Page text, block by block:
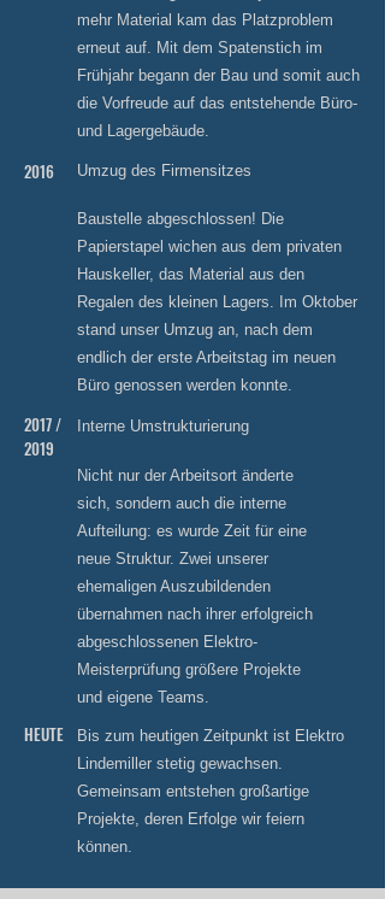
mehr Material kam das Platzproblem
erneut auf. Mit dem Spatenstich im
Frühjahr begann der Bau und somit auch
die Vorfreude auf das entstehende Büro-
und Lagergebäude.
2016 Umzug des Firmensitzes
Baustelle abgeschlossen! Die
Papierstapel wichen aus dem privaten
Hauskeller, das Material aus den
Regalen des kleinen Lagers. Im Oktober
stand unser Umzug an, nach dem
endlich der erste Arbeitstag im neuen
Büro genossen werden konnte.
2017 /
2019
Interne Umstrukturierung
Nicht nur der Arbeitsort änderte
sich, sondern auch die interne
Aufteilung: es wurde Zeit für eine
neue Struktur. Zwei unserer
ehemaligen Auszubildenden
übernahmen nach ihrer erfolgreich
abgeschlossenen Elektro-
Meisterprüfung größere Projekte
und eigene Teams.
HEUTE
Bis zum heutigen Zeitpunkt ist Elektro
Lindemiller stetig gewachsen.
Gemeinsam entstehen großartige
Projekte, deren Erfolge wir feiern
können.